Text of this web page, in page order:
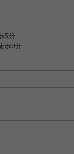
5分
歩9分